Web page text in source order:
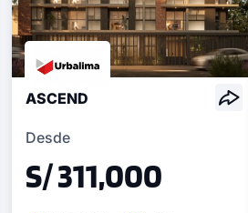
ASCEND
Desde
S/ 311,000